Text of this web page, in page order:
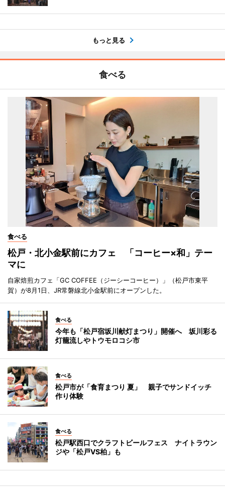
もっと見る
食べる
食べる
松戸・北小金駅前にカフェ 「コーヒー×和」テー
マに
自家焙煎カフェ「GC COFFEE（ジーシーコーヒー）」（松戸市東平
賀）が8月1日、JR常磐線北小金駅前にオープンした。
食べる
今年も「松戸宿坂川献灯まつり」開催へ 坂川彩る
灯籠流しやトウモロコシ市
食べる
松戸市が「食育まつり 夏」 親子でサンドイッチ
作り体験
食べる
松戸駅西口でクラフトビールフェス ナイトラウン
ジや「松戸VS柏」も